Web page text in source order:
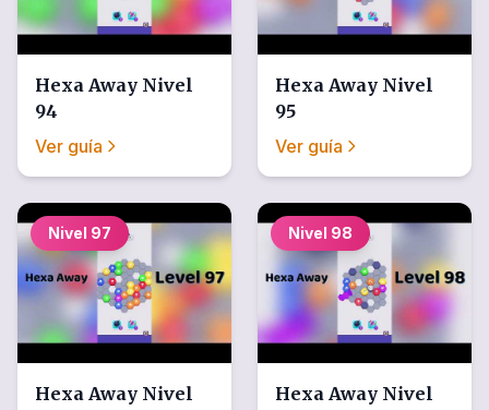
Hexa Away Nivel
94
Ver guía
Hexa Away Nivel
95
Ver guía
Nivel 97
Hexa Away Nivel
Nivel 98
Hexa Away Nivel